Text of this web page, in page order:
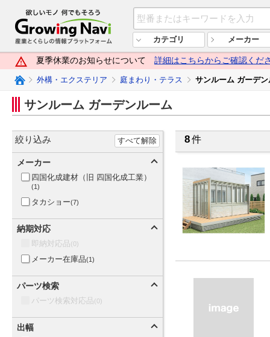
欲しいモノ 何でもそろう Growing
カテゴリ メーカー
夏季休業のお知らせについて 詳細はこちらからご確認くださ
Growing Naviトップ
外構・エクステリア 庭まわり・テラス サンルーム ガーデン
サンルーム ガーデンルーム
8件
絞り込み すべて解除
メーカー
四国化成建材（旧 四国化成工業）
(1)
タカショー(7)
納期対応
即納対応品(0)
メーカー在庫品(1)
パーツ検索
パーツ検索対応品(0)
出幅